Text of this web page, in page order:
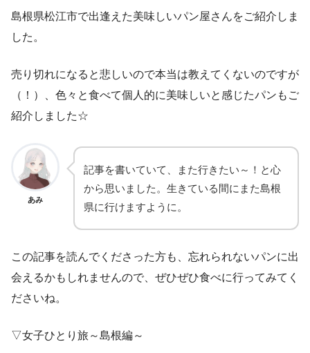
島根県松江市で出逢えた美味しいパン屋さんをご紹介しま
した。
売り切れになると悲しいので本当は教えてくないのですが
（！）、色々と食べて個人的に美味しいと感じたパンもご
紹介しました☆
あみ
記事を書いていて、また行きたい～！と心
から思いました。生きている間にまた島根
県に行けますように。
この記事を読んでくださった方も、忘れられないパンに出
会えるかもしれませんので、ぜひぜひ食べに行ってみてく
ださいね。
▽女子ひとり旅～島根編～